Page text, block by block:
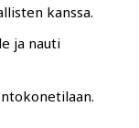
kanssa.
ja nauti